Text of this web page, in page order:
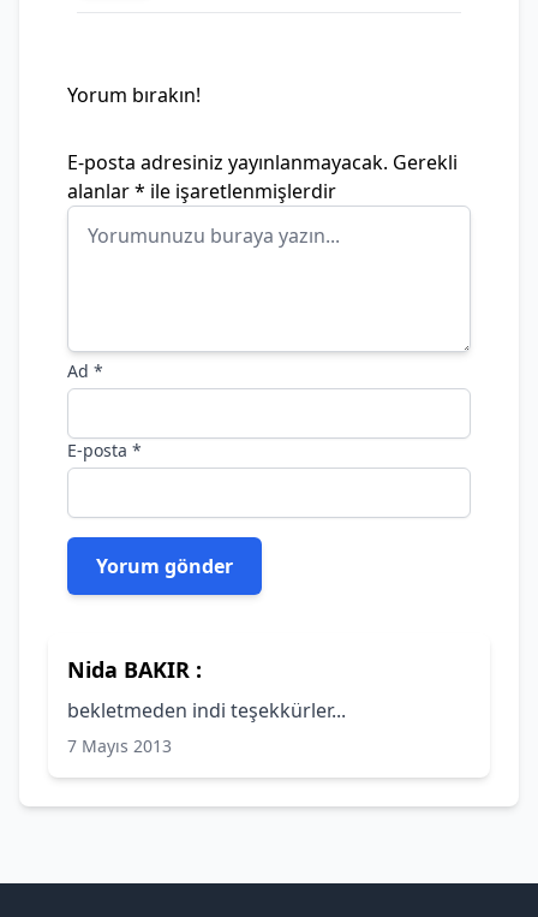
Yorum bırakın!
E-posta adresiniz yayınlanmayacak. Gerekli
alanlar* ile işaretlenmişlerdir
Ad *
E-posta *
Nida BAKIR :
bekletmeden indi teşekkürler...
7 Mayıs 2013